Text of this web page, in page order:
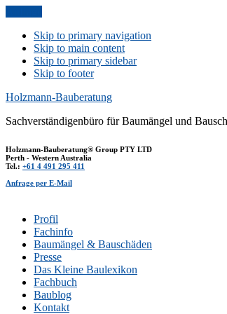
Skip to primary navigation
Skip to main content
Skip to primary sidebar
Skip to footer
Holzmann-Bauberatung
Sachverständigenbüro für Baumängel und
Holzmann-Bauberatung® Group PTY LTD
Perth - Western Australia
Tel.: +61 4 491 295 411
Anfrage per E-Mail
Profil
Fachinfo
Baumängel & Bauschäden
Presse
Das Kleine Baulexikon
Fachbuch
Baublog
Kontakt